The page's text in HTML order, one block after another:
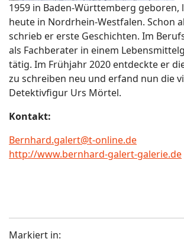
1959 in Baden-Württemberg geboren,
heute in Nordrhein-Westfalen. Schon
schrieb er erste Geschichten. Im
als Fachberater in einem
tätig. Im Frühjahr 2020 entdeckte er
zu schreiben neu und erfand nun die
Detektivfigur Urs Mörtel.
Kontakt:
Bernhard.galert@t-online.de
http://www.bernhard-galert-galerie.de
Markiert in: